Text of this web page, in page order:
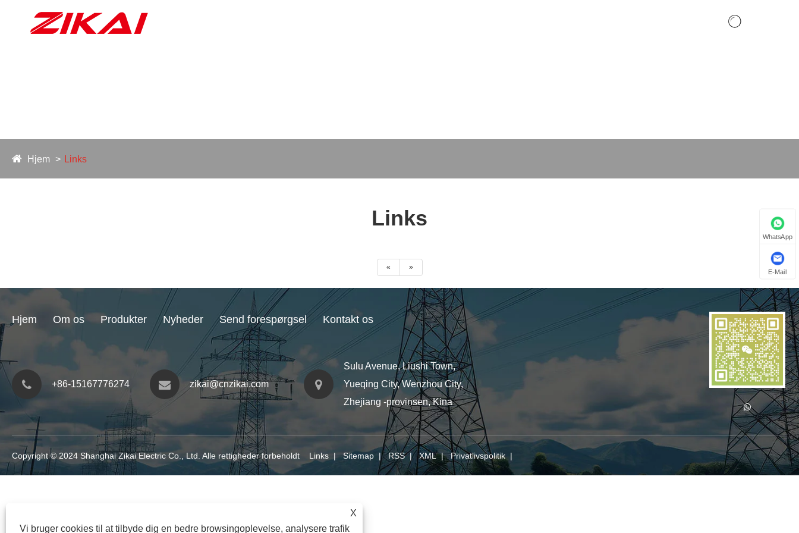
Hjem Links
Links
« »
Hjem Om os Produkter Nyheder Send forespørgsel Kontakt os
+86-15167776274 zikai@cnzikai.com
Sulu Avenue, Liushi Town,
Yueqing City, Wenzhou City,
Zhejiang -provinsen, Kina
Copyright © 2024 Shanghai Zikai Electric Co., Ltd. Alle rettigheder forbeholdt Links |Sitemap |RSS|XML|Privatlivspolitik|
WhatsApp
E-Mail
X
Vi bruger cookies til at tilbyde dig en bedre browsingoplevelse, analysere trafik